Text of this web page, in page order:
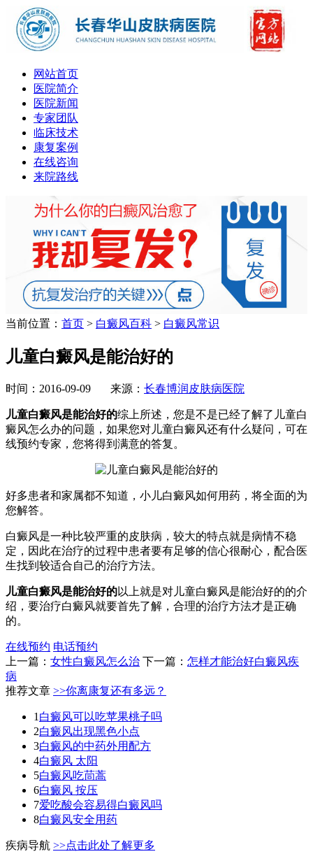
网站首页
医院简介
医院新闻
专家团队
临床技术
康复案例
在线咨询
来院路线
当前位置： 首页 > 白癜风百科 > 白癜风常识
儿童白癜风是能治好的
时间：2016-09-09 来源： 长春博润皮肤病医院
儿童白癜风是能治好的综上所述，您是不是已经了解了儿童白
癜风怎么办的问题，如果您对儿童白癜风还有什么疑问，可在
线预约专家，您将得到满意的答复。
好多患者和家属都不知道，小儿白癜风如何用药，将全面的为
您解答。
白癜风是一种比较严重的皮肤病，较大的特点就是病情不稳
定，因此在治疗的过程中患者要有足够的信心很耐心，配合医
生找到较适合自己的治疗方法。
儿童白癜风是能治好的以上就是对儿童白癜风是能治好的的介
绍，要治疗白癜风就要首先了解，合理的治疗方法才是正确
的。
在线预约 电话预约
上一篇： 女性白癜风怎么治 下一篇： 怎样才能治好白癜风疾
病
推荐文章 >>你离康复还有多远？
1 白癜风可以吃苹果桃子吗
2白癜风出现黑色小点
3白癜风的中药外用配方
4白癜风 太阳
5白癜风吃茼蒿
6白癜风 按压
7爱吃酸会容易得白癜风吗
8白癜风安全用药
疾病导航 >>点击此处了解更多